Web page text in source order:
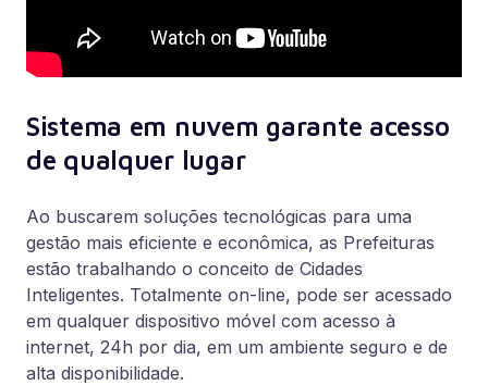
Sistema em nuvem garante acesso
de qualquer lugar
Ao buscarem soluções tecnológicas para uma
gestão mais eficiente e econômica, as Prefeituras
estão trabalhando o conceito de Cidades
Inteligentes. Totalmente on-line, pode ser acessado
em qualquer dispositivo móvel com acesso à
internet, 24h por dia, em um ambiente seguro e de
alta disponibilidade.